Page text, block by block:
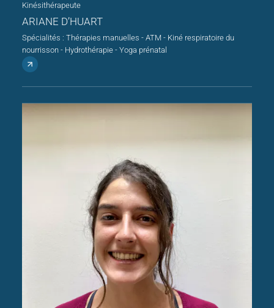
Kinésithérapeute
ARIANE D’HUART
Spécialités : Thérapies manuelles - ATM - Kiné respiratoire du
nourrisson - Hydrothérapie - Yoga prénatal